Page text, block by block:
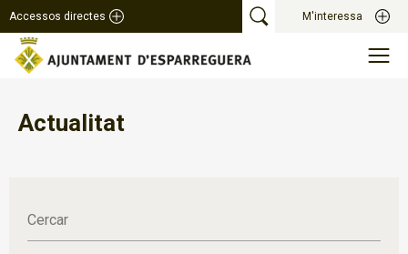
Accessos directes M'interessa
Actualitat
Cercar